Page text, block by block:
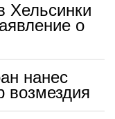
Хельсинки
о
нанес
возмездия